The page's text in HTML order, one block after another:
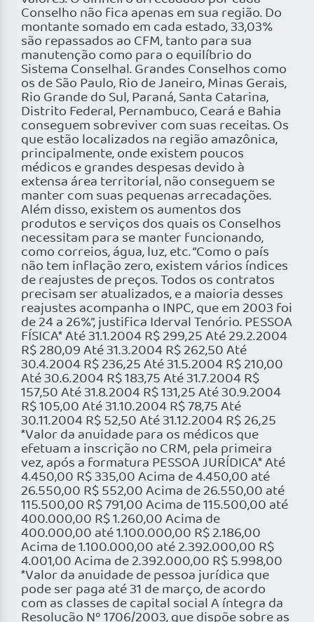
Conselho não fica apenas em sua região. Do
montante somado em cada estado, 33,03%
são repassados ao CFM, tanto para sua
manutenção como para o equilíbrio do
Sistema Conselhal. Grandes Conselhos como
os de São Paulo, Rio de Janeiro, Minas Gerais,
Rio Grande do Sul, Paraná, Santa Catarina,
Distrito Federal, Pernambuco, Ceará e Bahia
conseguem sobreviver com suas receitas. Os
que estão localizados na região amazônica,
principalmente, onde existem poucos
médicos e grandes despesas devido à
extensa área territorial, não conseguem se
manter com suas pequenas arrecadações.
Além disso, existem os aumentos dos
produtos e serviços dos quais os Conselhos
necessitam para se manter funcionando,
como correios, água, luz, etc. “Como o país
não tem inflação zero, existem vários índices
de reajustes de preços. Todos os contratos
precisam ser atualizados, e a maioria desses
reajustes acompanha o INPC, que em 2003 foi
de 24 a 26%”, justifica Iderval Tenório. PESSOA
FÍSICA* Até 31.1.2004 R$ 299,25 Até 29.2.2004
R$ 280,09 Até 31.3.2004 R$ 262,50 Até
30.4.2004 R$ 236,25 Até 31.5.2004 R$ 210,00
Até 30.6.2004 R$ 183,75 Até 31.7.2004 R$
157,50 Até 31.8.2004 R$ 131,25 Até 30.9.2004
R$ 105,00 Até 31.10.2004 R$ 78,75 Até
30.11.2004 R$ 52,50 Até 31.12.2004 R$ 26,25
*Valor da anuidade para os médicos que
efetuam a inscrição no CRM, pela primeira
vez, após a formatura PESSOA JURÍDICA* Até
4.450,00 R$ 335,00 Acima de 4.450,00 até
26.550,00 R$ 552,00 Acima de 26.550,00 até
115.500,00 R$ 791,00 Acima de 115.500,00 até
400.000,00 R$ 1.260,00 Acima de
400.000,00 até 1.100.000,00 R$ 2.186,00
Acima de 1.100.000,00 até 2.392.000,00 R$
4.001,00 Acima de 2.392.000,00 R$ 5.998,00
*Valor da anuidade de pessoa jurídica que
pode ser paga até 31 de março, de acordo
com as classes de capital social A íntegra da